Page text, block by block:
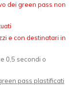
dei green pass non
e con destinatari in
0,5 secondi o
pass plastificati